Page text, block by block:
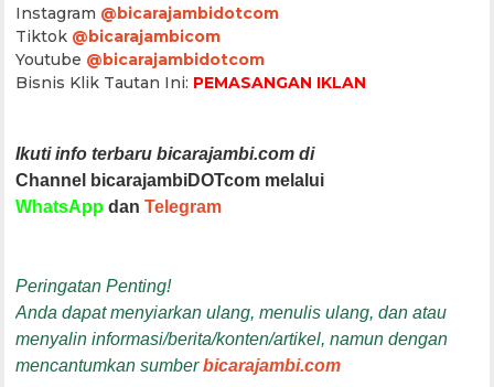
Instagram @bicarajambidotcom
Tiktok @bicarajambicom
Youtube @bicarajambidotcom
Bisnis Klik Tautan Ini: PEMASANGAN IKLAN
Ikuti info terbaru bicarajambi.com di
Channel bicarajambiDOTcom melalui
WhatsApp danTelegram
Peringatan Penting!
Anda dapat menyiarkan ulang, menulis ulang, dan atau
menyalin informasi/berita/konten/artikel, namun dengan
mencantumkan sumberbicarajambi.com